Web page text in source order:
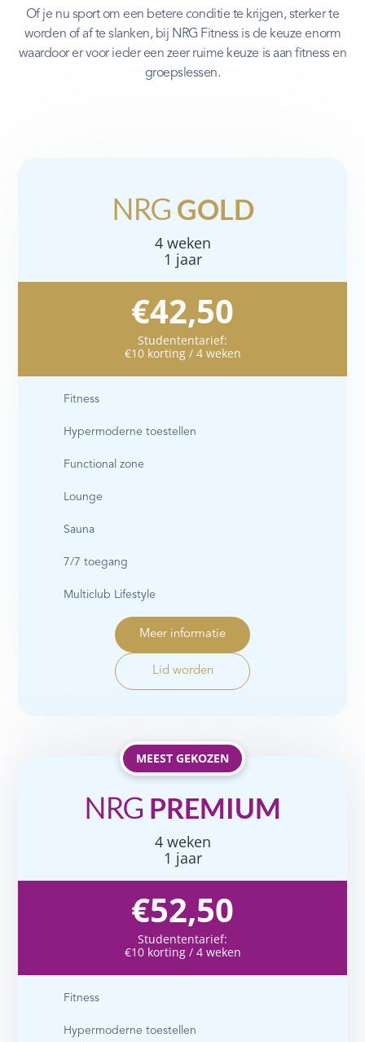
Of je nu sport om een betere conditie te krijgen, sterker te
worden of af te slanken, bij NRG Fitness is de keuze enorm
waardoor er voor ieder een zeer ruime keuze is aan fitness en
groepslessen.
NRG GOLD
4 weken
1 jaar
€42,50
Studententarief:
€10 korting / 4 weken
Fitness
Hypermoderne toestellen
Functional zone
Lounge
Sauna
7/7 toegang
Multiclub Lifestyle
Meer informatie
Lid worden
NRG PREMIUM
4 weken
1 jaar
€52,50
Studententarief:
€10 korting / 4 weken
Fitness
Hypermoderne toestellen
MEEST GEKOZEN